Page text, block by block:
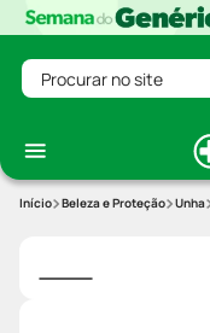
Procurar no site
Beleza e Proteção Unha